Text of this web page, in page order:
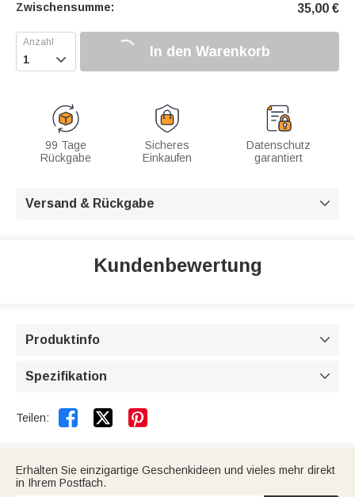
Zwischensumme: 35,00 €
 In den Warenkorb
99 Tage
Rückgabe
Sicheres
Einkaufen
Datenschutz
garantiert
Versand & Rückgabe 
Kundenbewertung
Produktinfo 
Spezifikation 
Teilen:  
Erhalten Sie einzigartige Geschenkideen und vieles mehr direkt
in Ihrem Postfach.